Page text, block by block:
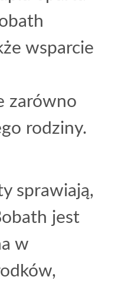
wsparcie
zarówno
rodziny.
sprawiają,
jest
w